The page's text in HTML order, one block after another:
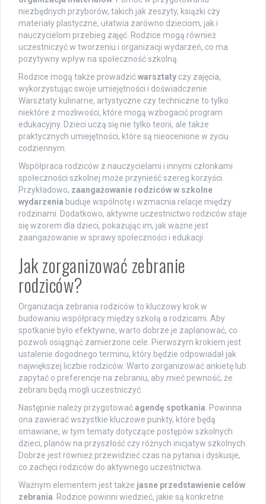
niezbędnych przyborów, takich jak zeszyty, książki czy
materiały plastyczne, ułatwia zarówno dzieciom, jak i
nauczycielom przebieg zajęć. Rodzice mogą również
uczestniczyć w tworzeniu i organizacji wydarzeń, co ma
pozytywny wpływ na społeczność szkolną.
Rodzice mogą także prowadzićwarsztaty czy zajęcia,
wykorzystując swoje umiejętności i doświadczenie.
Warsztaty kulinarne, artystyczne czy techniczne to tylko
niektóre z możliwości, które mogą wzbogacić program
edukacyjny. Dzieci uczą się nie tylko teorii, ale także
praktycznych umiejętności, które są nieocenione w życiu
codziennym.
Współpraca rodziców z nauczycielami i innymi członkami
społeczności szkolnej może przynieść szereg korzyści.
Przykładowo, zaangażowanie rodziców w szkolne
wydarzenia buduje wspólnotę i wzmacnia relacje między
rodzinami. Dodatkowo, aktywne uczestnictwo rodziców staje
się wzorem dla dzieci, pokazując im, jak ważne jest
zaangażowanie w sprawy społeczności i edukacji.
Jak zorganizować zebranie
rodziców?
Organizacja zebrania rodziców to kluczowy krok w
budowaniu współpracy między szkołą a rodzicami. Aby
spotkanie było efektywne, warto dobrze je zaplanować, co
pozwoli osiągnąć zamierzone cele. Pierwszym krokiem jest
ustalenie dogodnego terminu, który będzie odpowiadał jak
największej liczbie rodziców. Warto zorganizować ankietę lub
zapytać o preferencje na zebraniu, aby mieć pewność, że
zebrani będą mogli uczestniczyć.
Następnie należy przygotowaćagendę spotkania . Powinna
ona zawierać wszystkie kluczowe punkty, które będą
omawiane, w tym tematy dotyczące postępów szkolnych
dzieci, planów na przyszłość czy różnych inicjatyw szkolnych.
Dobrze jest również przewidzieć czas na pytania i dyskusje,
co zachęci rodziców do aktywnego uczestnictwa.
Ważnym elementem jest także jasne przedstawienie celów
zebrania . Rodzice powinni wiedzieć, jakie są konkretne